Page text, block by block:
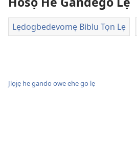
Lẹdogbedevomẹ Biblu Tọn Lẹ
Jlọjẹ he gando owe ehe go lẹ